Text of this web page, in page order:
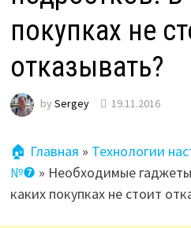
покупках не
отказывать?
by Sergey 19.11.2016
🏠 Главная » Технологии
№❼ » Необходимые
каких покупках не стоит